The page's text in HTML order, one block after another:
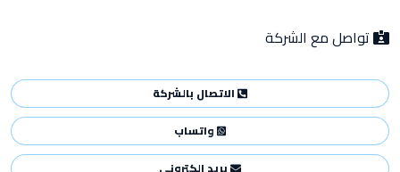
تواصل مع الشركة
الاتصال بالشركة
واتساب